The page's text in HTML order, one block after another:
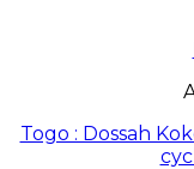
Togo : Dossah